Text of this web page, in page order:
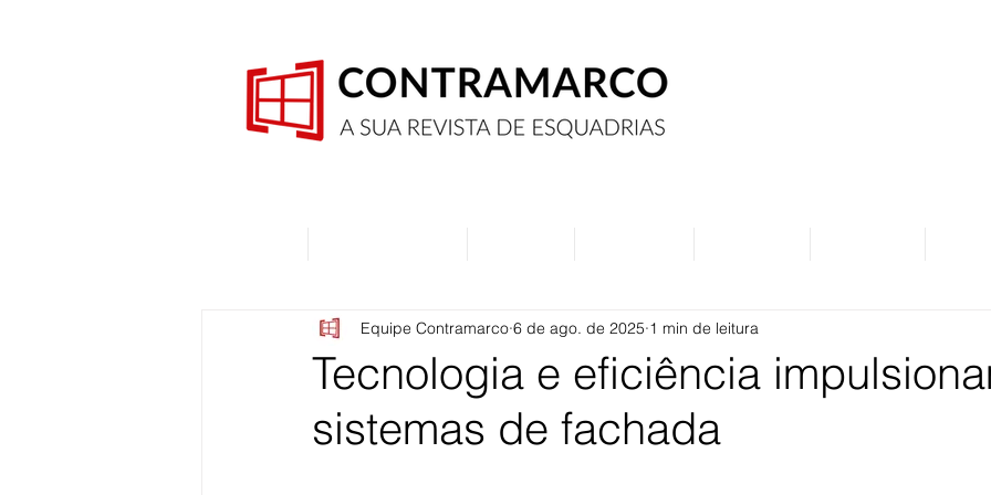
Tecnologia e eficiência
sistemas de fachada
Equipe Contramarco 6 de ago. de 2025 1 min de leitura